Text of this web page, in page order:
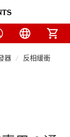
器 反相緩衝器和